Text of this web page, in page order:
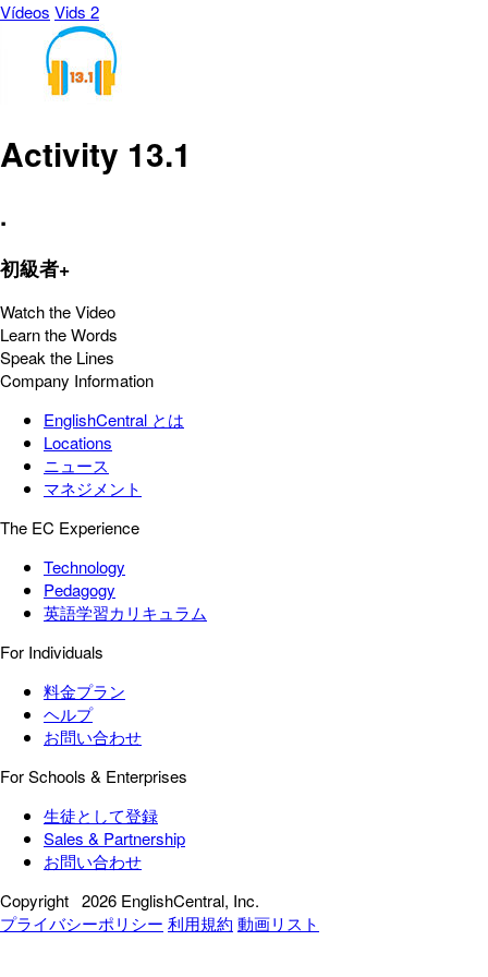
Vídeos Vids 2
Activity 13.1
.
初級者+
Watch the Video
Learn the Words
Speak the Lines
Company Information
EnglishCentral とは
Locations
ニュース
マネジメント
The EC Experience
Technology
Pedagogy
英語学習カリキュラム
For Individuals
料金プラン
ヘルプ
お問い合わせ
For Schools & Enterprises
生徒として登録
Sales & Partnership
お問い合わせ
Copyright 2026 EnglishCentral, Inc.
プライバシーポリシー 利用規約 動画リスト